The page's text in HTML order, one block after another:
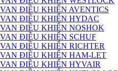
VAN ĐIỀU KHIỂN AVENTICS
VAN ĐIỀU KHIỂN HYDAC
VAN ĐIỀU KHIỂN NOSHOK
VAN ĐIỀU KHIỂN SCHUF
VAN ĐIỀU KHIỂN RICHTER
VAN ĐIỀU KHIỂN HAM-LET
VAN ĐIỀU KHIỂN HYVAIR